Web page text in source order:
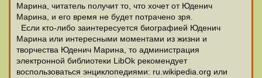
Марина, читатель получит то, что хочет от Юденич
Марина, и его время не будет потрачено зря.
Если кто-либо заинтересуется биографией Юденич
Марина или интересными моментами из жизни и
творчества Юденич Марина, то администрация
электронной библиотеки LibOk рекомендует
воспользоваться энциклопедиями: ru.wikipedia.org или